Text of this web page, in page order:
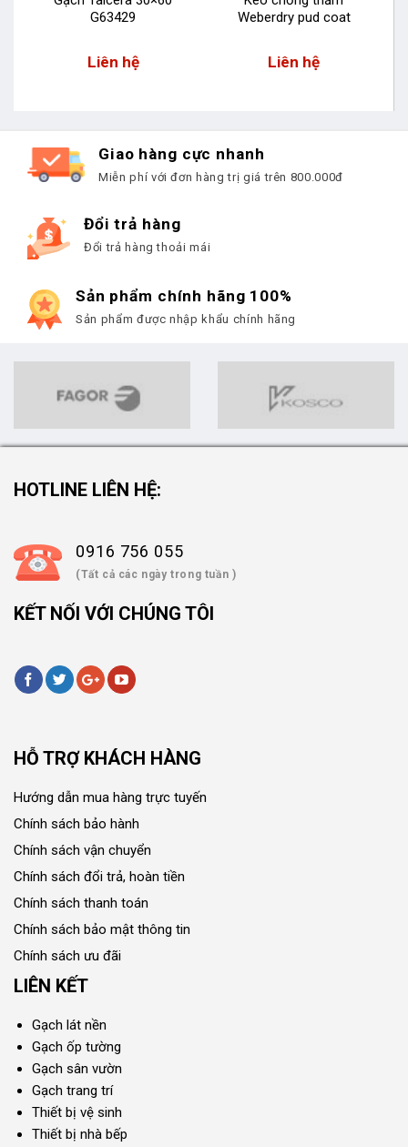
G63429
Liên hệ
Weberdry pud coat
Liên hệ
Giao hàng cực nhanh
Miễn phí với đơn hàng trị giá trên 800.000đ
Đổi trả hàng
Đổi trả hàng thoải mái
Sản phẩm chính hãng 100%
Sản phẩm được nhập khẩu chính hãng
HOTLINE LIÊN HỆ:
0916 756 055
(Tất cả các ngày trong tuần )
KẾT NỐI VỚI CHÚNG TÔI
HỖ TRỢ KHÁCH HÀNG
Hướng dẫn mua hàng trực tuyến
Chính sách bảo hành
Chính sách vận chuyển
Chính sách đổi trả, hoàn tiền
Chính sách thanh toán
Chính sách bảo mật thông tin
Chính sách ưu đãi
LIÊN KẾT
Gạch lát nền
Gạch ốp tường
Gạch sân vườn
Gạch trang trí
Thiết bị vệ sinh
Thiết bị nhà bếp